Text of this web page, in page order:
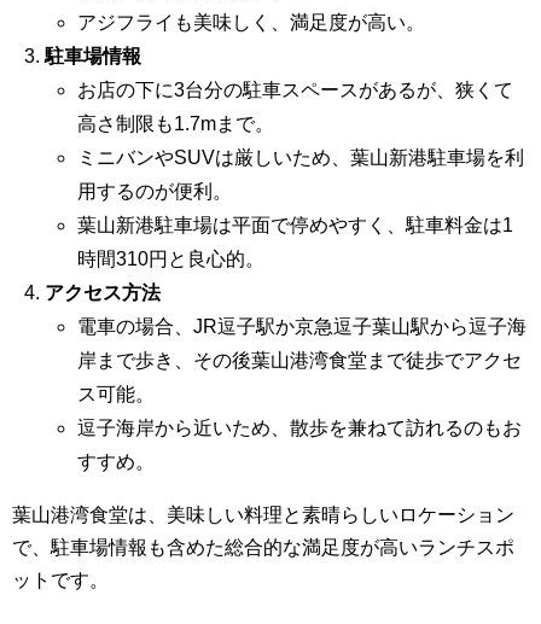
アジフライも美味しく、満足度が高い。
駐車場情報
お店の下に3台分の駐車スペースがあるが、狭くて
高さ制限も1.7mまで。
ミニバンやSUVは厳しいため、葉山新港駐車場を利
用するのが便利。
葉山新港駐車場は平面で停めやすく、駐車料金は1
時間310円と良心的。
アクセス方法
電車の場合、JR逗子駅か京急逗子葉山駅から逗子海
岸まで歩き、その後葉山港湾食堂まで徒歩でアクセ
ス可能。
逗子海岸から近いため、散歩を兼ねて訪れるのもお
すすめ。
葉山港湾食堂は、美味しい料理と素晴らしいロケーション
で、駐車場情報も含めた総合的な満足度が高いランチスポ
ットです。